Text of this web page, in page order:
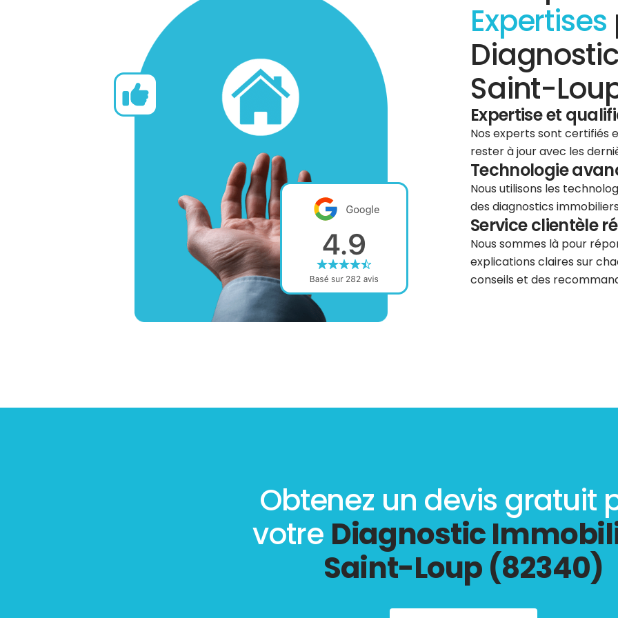
Expertises
Saint-
Expertise et
Nos experts sont certifiés
rester à jour avec les
Technologie
Nous utilisons les
des diagnostics
Service clientèle
Nous sommes là pour
explications claires sur
conseils et des
Obtenez un devis gratuit
votre Diagnostic
Saint-Loup (82340)